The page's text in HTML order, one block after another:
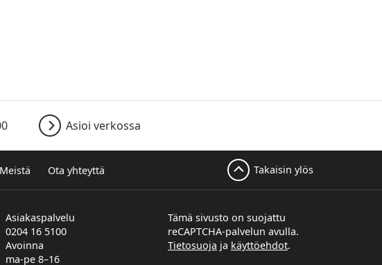
Asioi verkossa
Meistä Ota yhteyttä Takaisin ylös
Asiakaspalvelu
0204 16 5100
Avoinna
ma-pe 8–16
Tämä sivusto on suojattu
reCAPTCHA-palvelun avulla.
Tietosuoja ja käyttöehdot.